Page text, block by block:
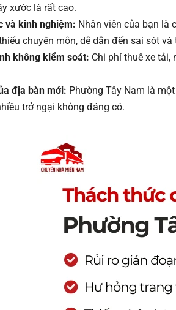
xước là rất cao.
và kinh nghiệm: Nhân viên của bạn là
chuyên môn, dễ dẫn đến sai sót
không kiểm soát: Chi phí thuê xe
địa bàn mới: Phường Tây Nam là
trở ngại không đáng có.